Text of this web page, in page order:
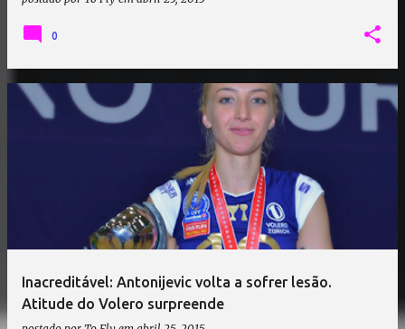
0
Inacreditável: Antonijevic volta a sofrer lesão.
Atitude do Volero surpreende